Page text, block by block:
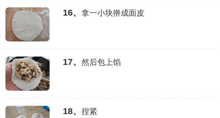
16、 拿一小块擀成面皮
17、 然后包上馅
18、 捏紧